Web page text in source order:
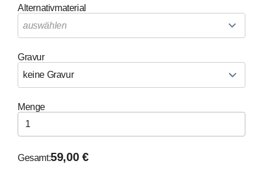
Alternativmaterial
auswählen
Gravur
keine Gravur
Menge
Gesamt:59,00 €